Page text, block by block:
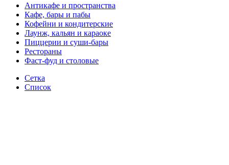
Антикафе и пространства
Кафе, бары и пабы
Кофейни и кондитерские
Лаунж, кальян и караоке
Пиццерии и суши-бары
Рестораны
Фаст-фуд и столовые
Сетка
Список